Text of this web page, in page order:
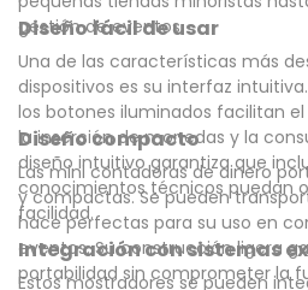
gestión de eventos.
Diseño fácil de usar
Una de las características más
dispositivos es su interfaz
los botones iluminados facilitan
la inserción de monedas y la
diseño intuitivo garantiza que
conocimientos técnicos puedan
facilidad.
Diseño compacto
Las mini contadoras de dinero
y compactas. Se pueden
hace perfectas para su uso en
eventos. Su construcción ligera
portabilidad sin comprometer la
Integración con sistemas
Estos mostradores se pueden